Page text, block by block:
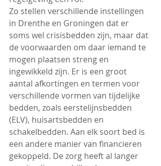
Zo stellen verschillende instellingen
in Drenthe en Groningen dat er
soms wel crisisbedden zijn, maar dat
de voorwaarden om daar iemand te
mogen plaatsen streng en
ingewikkeld zijn. Er is een groot
aantal afkortingen en termen voor
verschillende vormen van tijdelijke
bedden, zoals eerstelijnsbedden
(ELV), huisartsbedden en
schakelbedden. Aan elk soort bed is
een andere manier van financieren
gekoppeld. De zorg heeft al langer